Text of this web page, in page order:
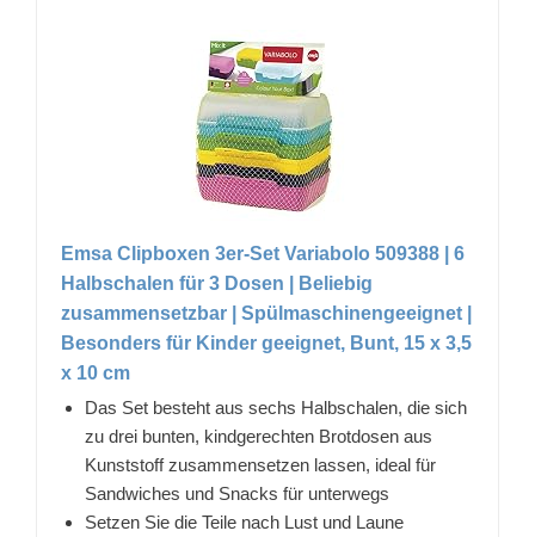
Emsa Clipboxen 3er-Set Variabolo 509388 | 6
Halbschalen für 3 Dosen | Beliebig
zusammensetzbar | Spülmaschinengeeignet |
Besonders für Kinder geeignet, Bunt, 15 x 3,5
x 10 cm
Das Set besteht aus sechs Halbschalen, die sich
zu drei bunten, kindgerechten Brotdosen aus
Kunststoff zusammensetzen lassen, ideal für
Sandwiches und Snacks für unterwegs
Setzen Sie die Teile nach Lust und Laune